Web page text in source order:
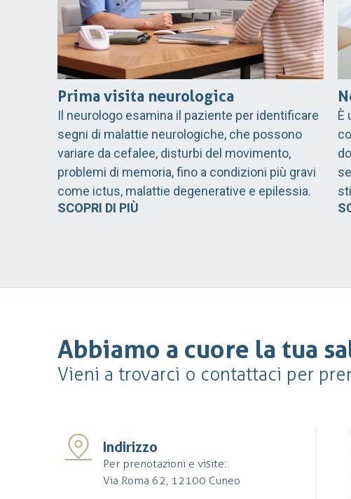
Prima visita neurologica
Il neurologo esamina il paziente per identificare
segni di malattie neurologiche, che possono
variare da cefalee, disturbi del movimento,
problemi di memoria, fino a condizioni più gravi
come ictus, malattie degenerative e epilessia.
SCOPRI DI PIÙ
È
Abbiamo a cuore la tua
Vieni a trovarci o contattaci per
Indirizzo
Per prenotazioni e visite:
Via Roma 62, 12100 Cuneo